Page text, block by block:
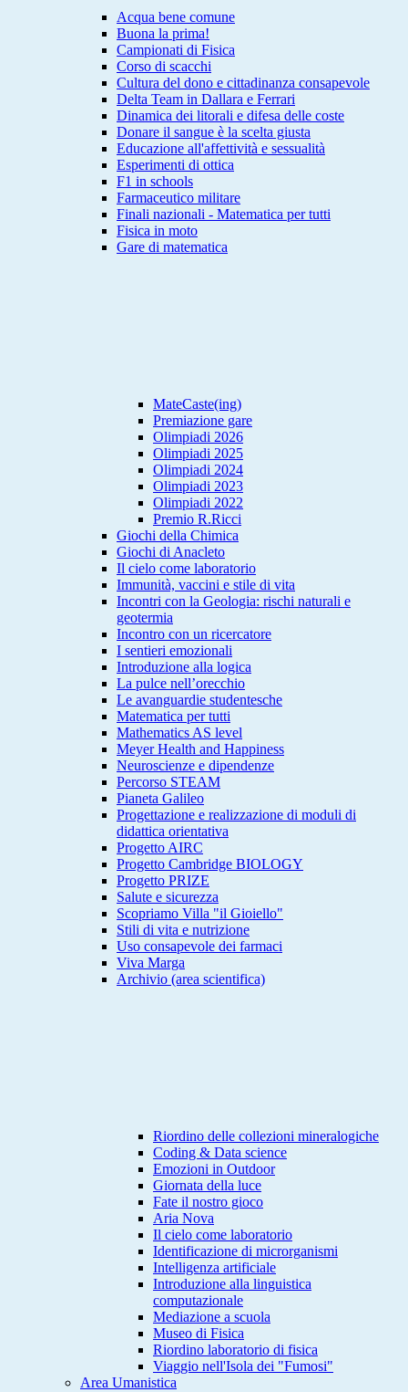
Acqua bene comune
Buona la prima!
Campionati di Fisica
Corso di scacchi
Cultura del dono e cittadinanza consapevole
Delta Team in Dallara e Ferrari
Dinamica dei litorali e difesa delle coste
Donare il sangue è la scelta giusta
Educazione all'affettività e sessualità
Esperimenti di ottica
F1 in schools
Farmaceutico militare
Finali nazionali - Matematica per tutti
Fisica in moto
Gare di matematica
MateCaste(ing)
Premiazione gare
Olimpiadi 2026
Olimpiadi 2025
Olimpiadi 2024
Olimpiadi 2023
Olimpiadi 2022
Premio R.Ricci
Giochi della Chimica
Giochi di Anacleto
Il cielo come laboratorio
Immunità, vaccini e stile di vita
Incontri con la Geologia: rischi naturali e
geotermia
Incontro con un ricercatore
I sentieri emozionali
Introduzione alla logica
La pulce nell’orecchio
Le avanguardie studentesche
Matematica per tutti
Mathematics AS level
Meyer Health and Happiness
Neuroscienze e dipendenze
Percorso STEAM
Pianeta Galileo
Progettazione e realizzazione di moduli di
didattica orientativa
Progetto AIRC
Progetto Cambridge BIOLOGY
Progetto PRIZE
Salute e sicurezza
Scopriamo Villa "il Gioiello"
Stili di vita e nutrizione
Uso consapevole dei farmaci
Viva Marga
Archivio (area scientifica)
Riordino delle collezioni mineralogiche
Coding & Data science
Emozioni in Outdoor
Giornata della luce
Fate il nostro gioco
Aria Nova
Il cielo come laboratorio
Identificazione di microrganismi
Intelligenza artificiale
Introduzione alla linguistica
computazionale
Mediazione a scuola
Museo di Fisica
Riordino laboratorio di fisica
Viaggio nell'Isola dei "Fumosi"
Area Umanistica